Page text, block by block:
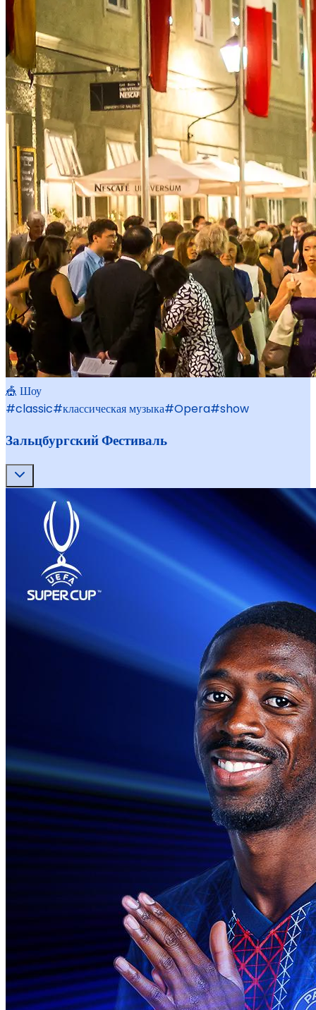
🎪 Шоу
#classic#классическая музыка#Opera#show
Зальцбургский Фестиваль